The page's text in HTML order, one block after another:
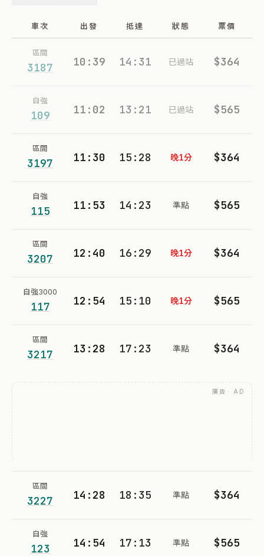
車次 出發 抵達 狀態 票價
區間
3187 10:39 14:31 已過站 $364
自強
109 11:02 13:21 已過站 $565
區間
3197 11:30 15:28 晚1分 $364
自強
115 11:53 14:23 準點 $565
區間
3207 12:40 16:29 晚1分 $364
自強3000
117 12:54 15:10 晚1分 $565
區間
3217 13:28 17:23 準點 $364
廣告 · AD
區間
3227 14:28 18:35 準點 $364
自強
123 14:54 17:13 準點 $565